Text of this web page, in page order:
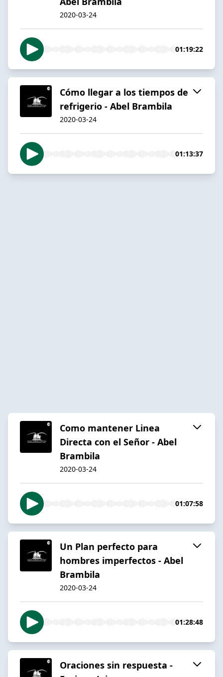
2020-03-24
01:19:22
Cómo llegar a los tiempos de
refrigerio - Abel Brambila
2020-03-24
01:13:37
Como mantener Linea
Directa con el Señor - Abel
Brambila
2020-03-24
01:07:58
Un Plan perfecto para
hombres imperfectos - Abel
Brambila
2020-03-24
01:28:48
Oraciones sin respuesta -